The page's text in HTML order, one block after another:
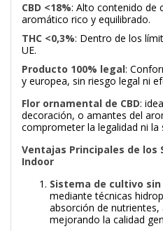
CBD <18%: Alto contenido de
aromático rico y equilibrado.
THC <0,3%: Dentro de los
UE.
Producto 100% legal:
y europea, sin riesgo legal ni
Flor ornamental de CBD:
decoración, o amantes del
comprometer la legalidad ni la
Ventajas Principales de los
Indoor
Sistema de cultivo
mediante técnicas
absorción de
mejorando la calidad